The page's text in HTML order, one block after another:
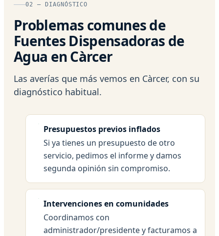
02 — DIAGNÓSTICO
Problemas comunes de
Fuentes Dispensadoras de
Agua en Càrcer
Las averías que más vemos en Càrcer, con su
diagnóstico habitual.
Presupuestos previos inflados
Si ya tienes un presupuesto de otro
servicio, pedimos el informe y damos
segunda opinión sin compromiso.
Intervenciones en comunidades
Coordinamos con
administrador/presidente y facturamos a